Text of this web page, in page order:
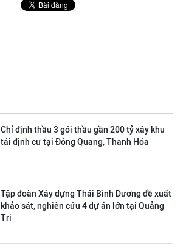
Chỉ định thầu 3 gói thầu gần 200 tỷ xây khu
tái định cư tại Đông Quang, Thanh Hóa
Tập đoàn Xây dựng Thái Bình Dương đề xuất
khảo sát, nghiên cứu 4 dự án lớn tại Quảng
Trị